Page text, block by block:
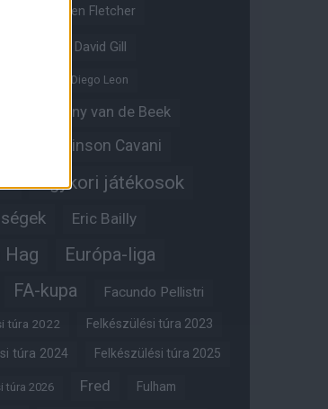
Darren Fletcher
David Gill
Diego Leon
Donny van de Beek
Edinson Cavani
Egykori játékosok
Eric Bailly
Hag Európa-liga
FA-kupa Facundo Pellistri
túra 2022 Felkészülési túra 2023
túra 2024 Felkészülési túra 2025
túra 2026 Fred Fulham